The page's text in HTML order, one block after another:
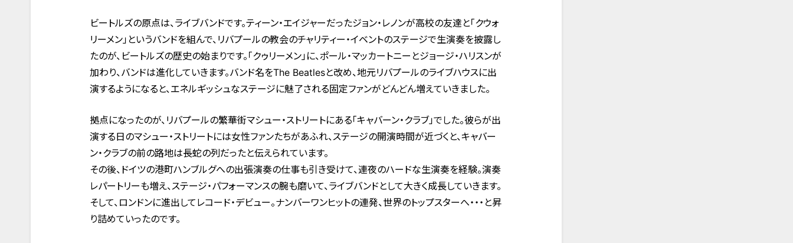
ビートルズの原点は、ライブバンドです。ティーン・エイジャーだったジョン・レノンが高校の友達と「クウォ
リーメン」というバンドを組んで、リバプールの教会のチャリティー・イベントのステージで生演奏を披露し
たのが、ビートルズの歴史の始まりです。「クゥリーメン」に、ポール・マッカートニーとジョージ・ハリスンが
加わり、バンドは進化していきます。バンド名をThe Beatlesと改め、地元リバプールのライブハウスに出
演するようになると、エネルギッシュなステージに魅了される固定ファンがどんどん増えていきました。
拠点になったのが、リバプールの繁華街マシュー・ストリートにある「キャバーン・クラブ」でした。彼らが出
演する日のマシュー・ストリートには女性ファンたちがあふれ、ステージの開演時間が近づくと、キャバー
ン・クラブの前の路地は長蛇の列だったと伝えられています。
その後、ドイツの港町ハンブルグへの出張演奏の仕事も引き受けて、連夜のハードな生演奏を経験。演奏
レパートリーも増え、ステージ・パフォーマンスの腕も磨いて、ライブバンドとして大きく成長していきます。
そして、ロンドンに進出してレコード・デビュー。ナンバーワンヒットの連発、世界のトップスターへ・・・と昇
り詰めていったのです。